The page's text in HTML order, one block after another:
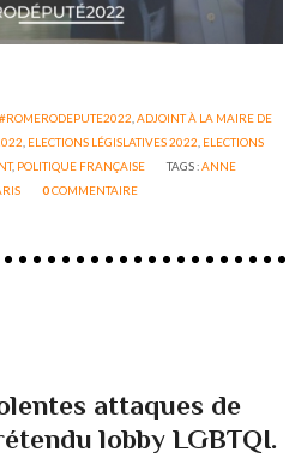
#ROMERODEPUTE2022 ADJOINT À LA MAIRE DE
ELECTIONS LÉGISLATIVES 2022 ELECTIONS
, POLITIQUE FRANÇAISE TAGS :ANNE
0COMMENTAIRE
attaques de
lobby LGBTQI.